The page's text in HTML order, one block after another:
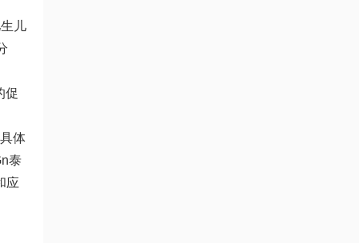
儿
促
体
泰
应